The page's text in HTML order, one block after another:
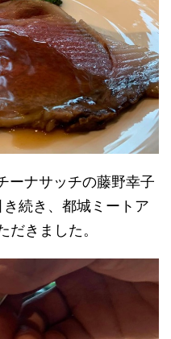
ーナサッチの藤野幸子
続き、都城ミートア
だきました。